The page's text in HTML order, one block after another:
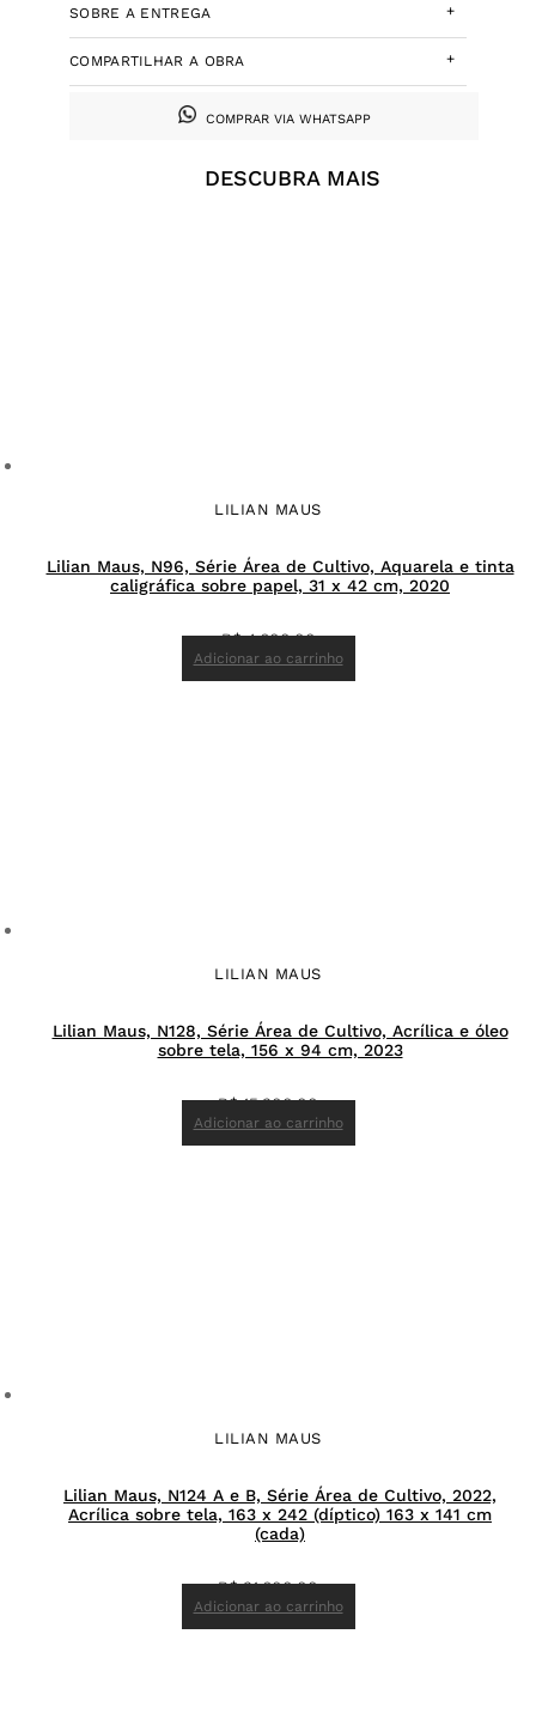
SOBRE A ENTREGA +
COMPARTILHAR A OBRA +
COMPRAR VIA WHATSAPP
DESCUBRA MAIS
LILIAN MAUS
Lilian Maus, N96, Série Área de Cultivo, Aquarela e tinta
caligráfica sobre papel, 31 x 42 cm, 2020
R$4.600,00
Adicionar ao carrinho
LILIAN MAUS
Lilian Maus, N128, Série Área de Cultivo, Acrílica e óleo
sobre tela, 156 x 94 cm, 2023
R$15.300,00
Adicionar ao carrinho
LILIAN MAUS
Lilian Maus, N124 A e B, Série Área de Cultivo, 2022,
Acrílica sobre tela, 163 x 242 (díptico) 163 x 141 cm
(cada)
R$31.600,00
Adicionar ao carrinho